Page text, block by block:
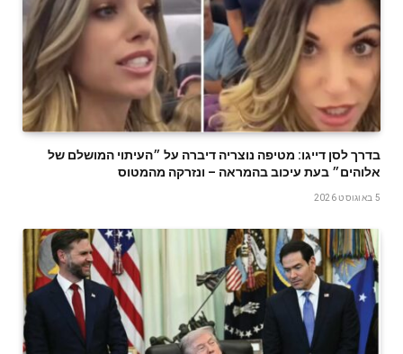
בדרך לסן דייגו: מטיפה נוצריה דיברה על ״העיתוי המושלם של
אלוהים״ בעת עיכוב בהמראה – ונזרקה מהמטוס
5 באוגוסט 2026